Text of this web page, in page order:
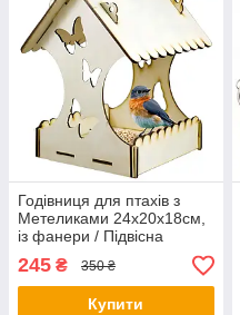
Годівниця для птахів з
Метеликами 24х20х18см,
із фанери / Підвісна
годівниця для пташок /
Годівниця для синичок
245 ₴ 350 ₴
Купити